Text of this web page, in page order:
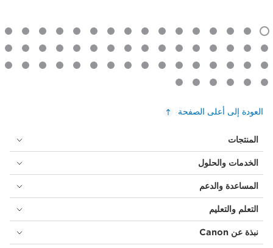
العودة إلى أعلى الصفحة
المنتجات
الخدمات والحلول
المساعدة والدعم
التعلم والتعليم
نبذة عن Canon